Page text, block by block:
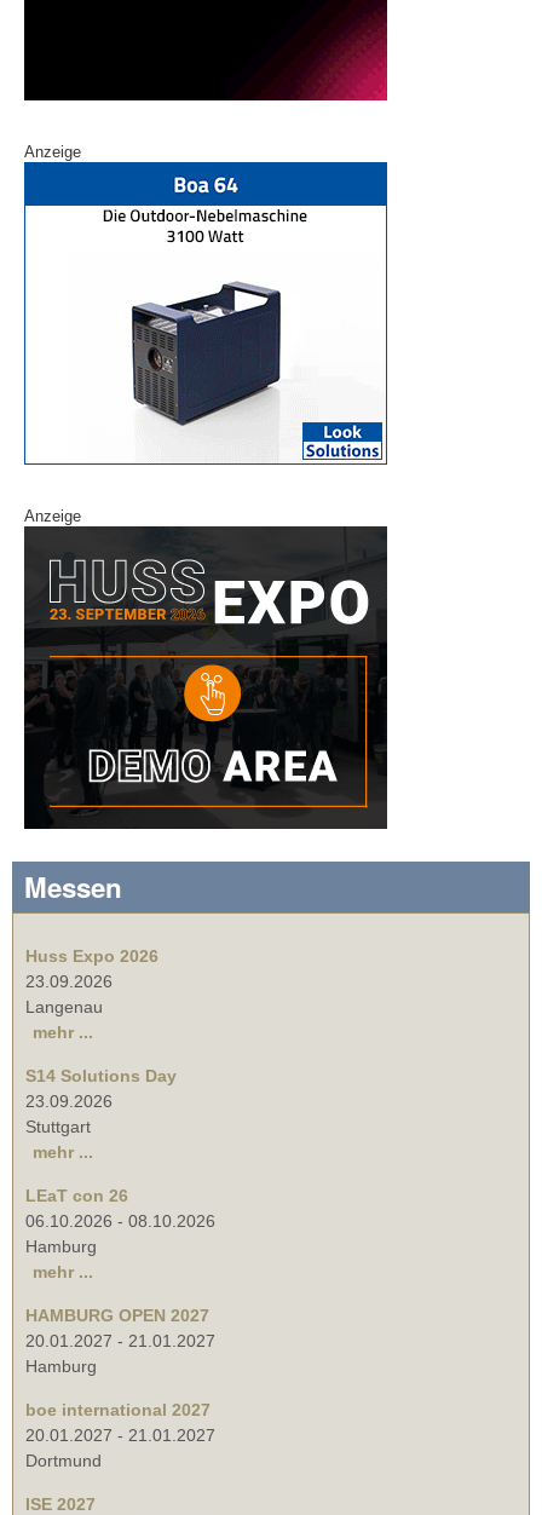
Anzeige
Anzeige
Messen
Huss Expo 2026
23.09.2026
Langenau
mehr ...
S14 Solutions Day
23.09.2026
Stuttgart
mehr ...
LEaT con 26
06.10.2026 - 08.10.2026
Hamburg
mehr ...
HAMBURG OPEN 2027
20.01.2027 - 21.01.2027
Hamburg
boe international 2027
20.01.2027 - 21.01.2027
Dortmund
ISE 2027